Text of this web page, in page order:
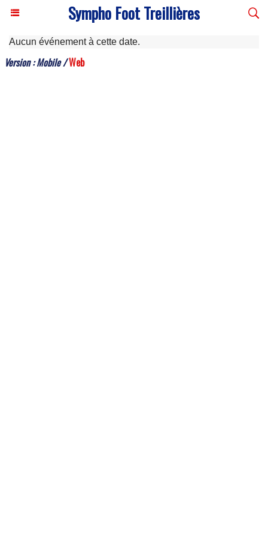
Sympho Foot Treillières
Aucun événement à cette date.
Version :Mobile/Web